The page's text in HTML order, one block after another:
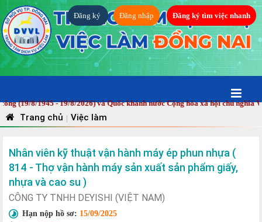
Đăng ký Đăng nhập Đăng ký tìm việc nhanh
8/1945 - 19/8/2026) và Quốc khánh nước Cộng hòa xã hội chủ nghĩa
Trang chủ | Việc làm
Nhân viên kỹ thuật vận hành máy ép phun nhựa (
814 - Thợ vận hành máy sản xuất sản phẩm giấy,
nhựa và cao su )
CÔNG TY TNHH DEYISHI (VIỆT NAM)
Hạn nộp hồ sơ: 15/09/2025